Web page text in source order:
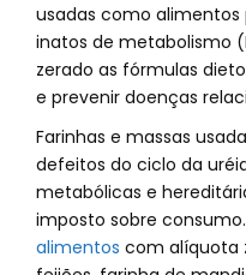
usadas como alimentos
inatos de metabolismo
zerado as fórmulas
e prevenir doenças
Farinhas e massas
defeitos do ciclo da
metabólicas e
imposto sobre
alimentos com alíquota